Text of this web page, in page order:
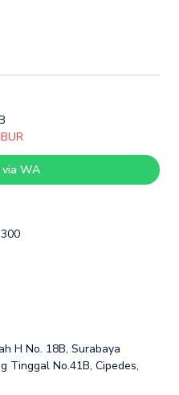
WA
H No. 18B, Surabaya
Tinggal No.41B, Cipedes,